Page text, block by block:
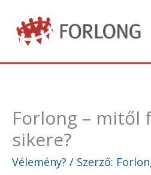
content
Forlong – mitől
sikere?
Vélemény? / Szerző: